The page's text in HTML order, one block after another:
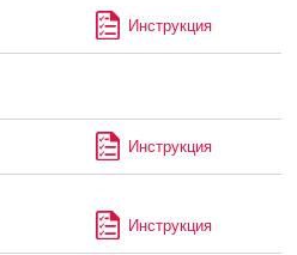
Инструкция
Инструкция
Инструкция